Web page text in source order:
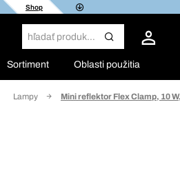
Shop
Sortiment Oblasti použitia
Lampy Mini reflektor Flex Clamp, 10